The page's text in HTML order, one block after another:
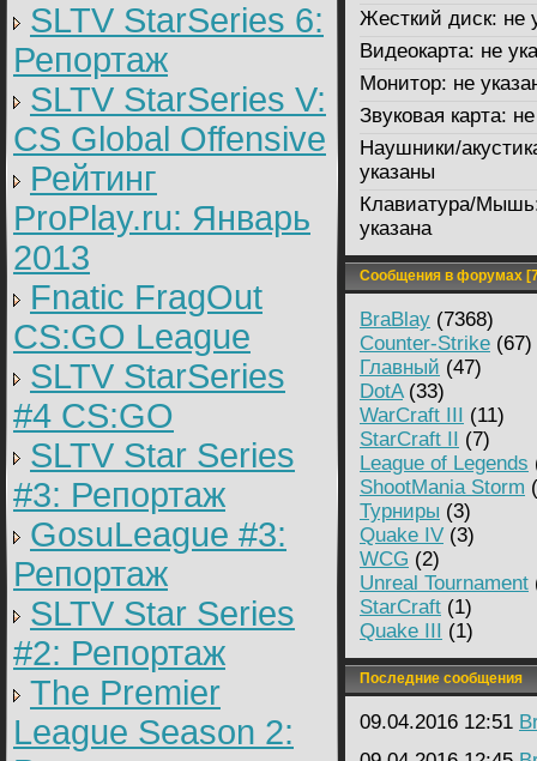
SLTV StarSeries 6:
Репортаж
SLTV StarSeries V:
CS Global Offensive
Рейтинг
ProPlay.ru: Январь
2013
Fnatic FragOut
CS:GO League
SLTV StarSeries
#4 CS:GO
SLTV Star Series
#3: Репортаж
GosuLeague #3:
Репортаж
SLTV Star Series
#2: Репортаж
The Premier
League Season 2:
Жесткий диск: не
Видеокарта: не
Монитор: не
Звуковая карта:
Наушники/
указаны
Клавиатура/
указана
Сообщения в форумах
BraBlay (7368)
Counter-Strike (67)
Главный (47)
DotA(33)
WarCraft III (11)
StarCraft II (7)
League of Legends
ShootMania Storm
Турниры (3)
Quake IV (3)
WCG (2)
Unreal Tournament
StarCraft (1)
Quake III (1)
Последние сообщения
09.04.2016 12:51